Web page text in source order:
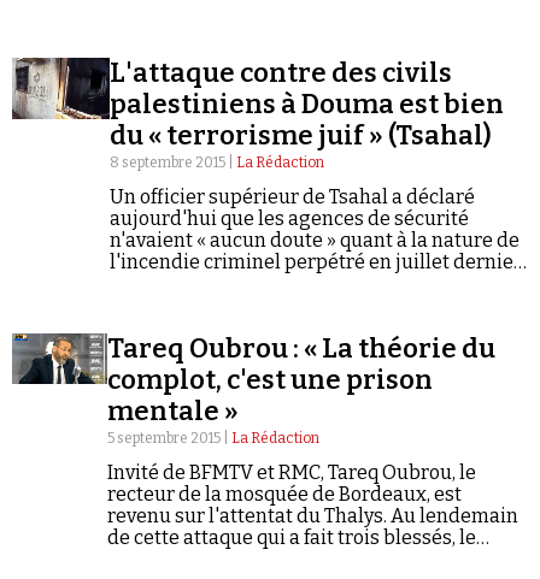
L'attaque contre des civils
palestiniens à Douma est bien
8 septembre 2015 | La Rédaction
Un officier supérieur de Tsahal a déclaré
aujourd'hui que les agences de sécurité
n'avaient « aucun doute » quant à la nature de
l'incendie criminel perpétré en juillet dernier
Tareq Oubrou : « La théorie du
complot, c'est une prison
mentale »
5 septembre 2015 | La Rédaction
Invité de BFMTV et RMC, Tareq Oubrou, le
recteur de la mosquée de Bordeaux, est
revenu sur l'attentat du Thalys. Au lendemain
de cette attaque qui a fait trois blessés, le